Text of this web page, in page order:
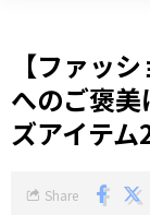
【ファッ
へのご褒
ズアイテ
Share